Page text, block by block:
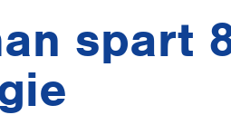
spart